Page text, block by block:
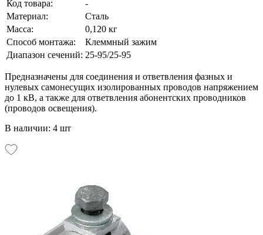
Код товара:
-
Материал:
Сталь
Масса:
0,120 кг
Способ монтажа:
Клеммный зажим
Диапазон сечений: 25-95/25-95
Предназначены для соединения и ответвления фазных и
нулевых самонесущих изолированных проводов напряжением
до 1 кВ, а также для ответвления абонентских проводников
(проводов освещения).
В наличии: 4 шт